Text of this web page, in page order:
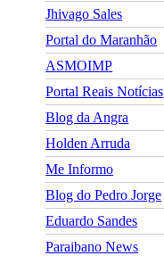
Jhivago Sales
Portal do Maranhão
ASMOIMP
Portal Reais Notí­cias
Blog da Angra
Holden Arruda
Me Informo
Blog do Pedro Jorge
Eduardo Sandes
Paraibano News